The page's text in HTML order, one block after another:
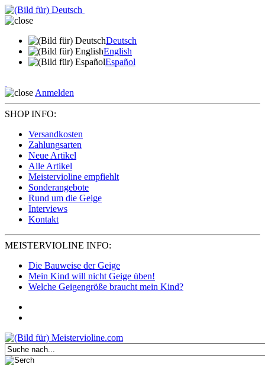
Deutsch
English
Español
Anmelden
SHOP INFO:
Versandkosten
Zahlungsarten
Neue Artikel
Alle Artikel
Meistervioline empfiehlt
Sonderangebote
Rund um die Geige
Interviews
Kontakt
MEISTERVIOLINE INFO:
Die Bauweise der Geige
Mein Kind will nicht Geige üben!
Welche Geigengröße braucht mein Kind?